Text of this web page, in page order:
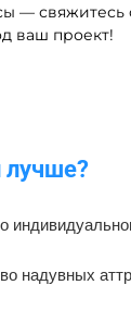
—
ваш проект!
лучше?
надувных